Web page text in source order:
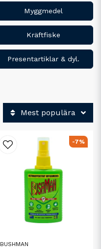
Myggmedel
Kräftfiske
Presentartiklar & dyl.
Mest populära
BUSHMAN
-7%